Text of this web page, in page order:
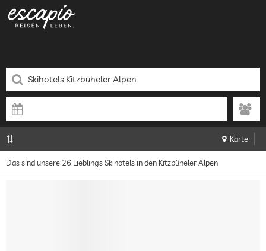
Karte
Das sind unsere 26 Lieblings Skihotels in den Kitzbüheler Alpen